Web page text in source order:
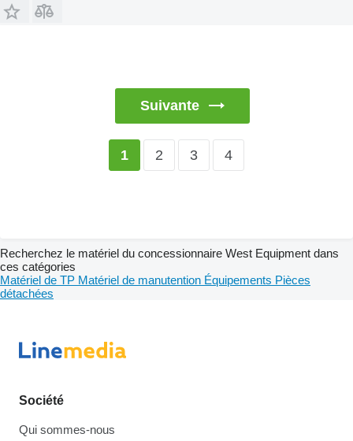
Suivante
1 2 3 4
Recherchez le matériel du concessionnaire West Equipment dans
ces catégories
Matériel de TP Matériel de manutention Équipements Pièces
détachées
Société
Qui sommes-nous